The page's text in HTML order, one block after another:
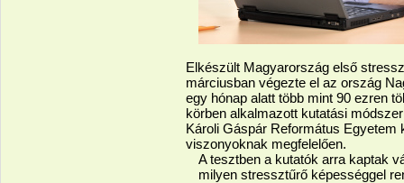
Elkészült Magyarország első
márciusban végezte el az ország
egy hónap alatt több mint 90 ezren
körben alkalmazott kutatási
Károli Gáspár Református Egyetem
viszonyoknak megfelelően.
A tesztben a kutatók arra kaptak
milyen stressztűrő képességgel